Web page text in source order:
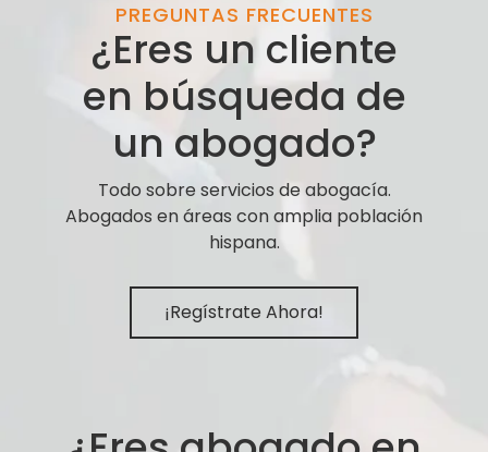
PREGUNTAS FRECUENTES
¿Eres un cliente
en búsqueda de
un abogado?
Todo sobre servicios de abogacía.
Abogados en áreas con amplia población
hispana.
¡Regístrate Ahora!